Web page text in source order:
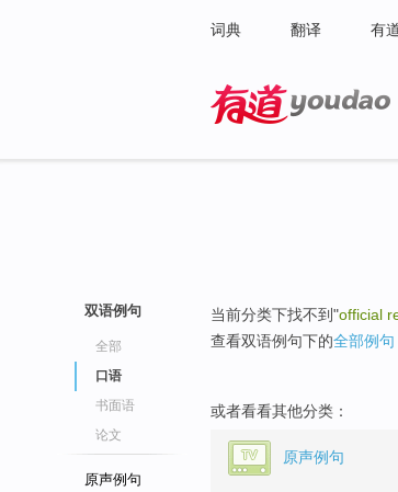
词典 翻译 有
双语例句
全部
口语
书面语
论文
原声例句
当前分类下找不到"official
查看双语例句下的全部例句
或者看看其他分类：
原声例句